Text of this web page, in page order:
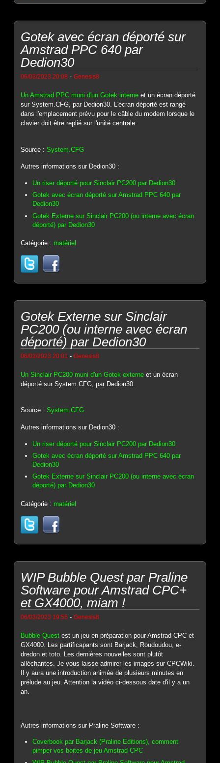
Gotek avec écran déporté sur
Amstrad PPC 640 par
Dedion30
06/03/2023 20:08 -Genesis8
Un Amstrad PPC muni d'un Gotek interne et un écran déporté
sur System.CFG, par Dedion30. L'écran déporté est rangé
dans l'emplacement prévu pour le câble du modem lorsque le
clavier doit être replié sur l'unité centrale.
Source :System.CFG
Autres informations sur Dedion30 :
Un riser déporté pour Sinclair PC200 par Dedion30
Gotek avec écran déporté sur Amstrad PPC 640 par
Dedion30
Gotek Externe sur Sinclair PC200 (ou interne avec écran
déporté) par Dedion30
Catégorie : matériel
Gotek Externe sur Sinclair
PC200 (ou interne avec écran
déporté) par Dedion30
06/03/2023 20:01 -Genesis8
Un Sinclair PC200 muni d'un Gotek externe et un écran
déporté sur System.CFG, par Dedion30.
Source :System.CFG
Autres informations sur Dedion30 :
Un riser déporté pour Sinclair PC200 par Dedion30
Gotek avec écran déporté sur Amstrad PPC 640 par
Dedion30
Gotek Externe sur Sinclair PC200 (ou interne avec écran
déporté) par Dedion30
Catégorie : matériel
WIP Bubble Quest par Praline
Software pour Amstrad CPC+
et GX4000, miam !
06/03/2023 19:55 -Genesis8
Bubble Quest est un jeu en préparation pour Amstrad CPC et
GX4000. Les partificapants sont Barjack, Roudoudou, e-
dredon et toto. Les dernières nouvelles sont plutôt
alléchantes. Je vous laisse admirer les images sur CPCWiki.
Il y aura une introduction animée de plusieurs minutes en
prélude au jeu. Attention la vidéo ci-dessous date d'il y a un
an.
Autres informations sur Praline Software :
Coverbook par Barjack (Praline Editions), comment
pimper vos boites de jeu Amstrad CPC